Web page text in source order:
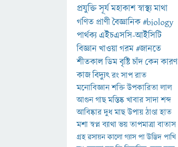
প্রযুক্তিসূর্যমহাকাশস্বাস্থ্যমাথা
গণিত প্রাণীবৈজ্ঞানিক#biology
পার্থক্য এইচএসসি-আইসিটি
বিজ্ঞানখাওয়াগরম#জানতে
শীতকালডিমবৃষ্টিচাঁদকেনকারণ
কাজবিদ্যুৎরংসাপরাত
মনোবিজ্ঞানশক্তিউপকারিতালাল
আগুনগাছমস্তিষ্কখাবারসাদাশব্দ
আবিষ্কারদুধমাছউপায়ঠাণ্ডাহাত
মশাস্বপ্নব্যাথাভয়তাপমাত্রাবাতাস
গ্রহরসায়নকালোগ্যাসপাউদ্ভিদপাখি